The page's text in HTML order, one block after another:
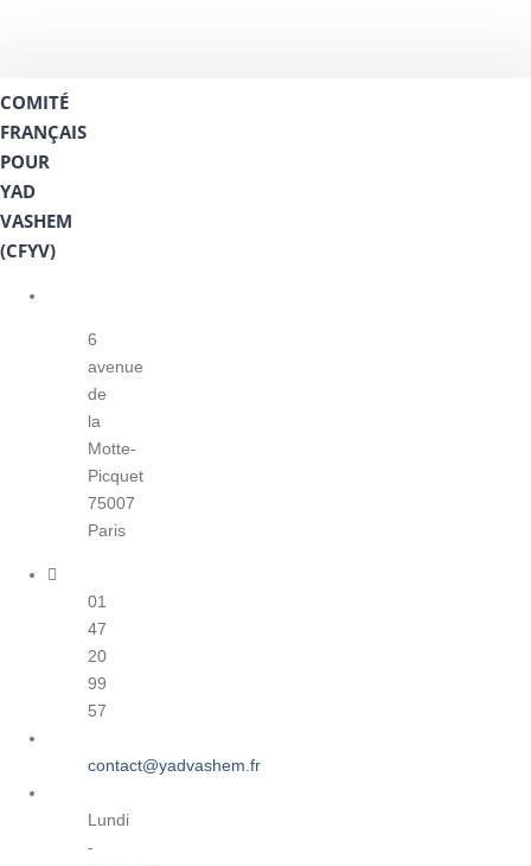
COMITÉ
FRANÇAIS
POUR
YAD
VASHEM
(CFYV)
6
avenue
de
la
Motte-
Picquet
75007
Paris
01
47
20
99
57
contact@yadvashem.fr
Lundi
-